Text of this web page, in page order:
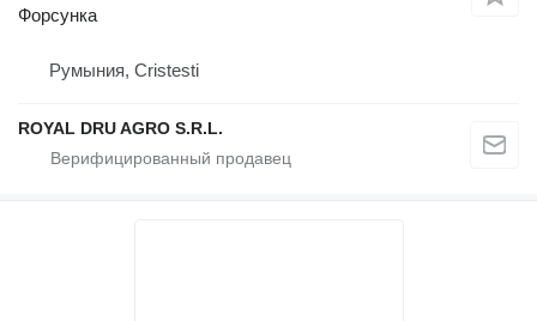
Форсунка
Румыния, Cristesti
ROYAL DRU AGRO S.R.L.